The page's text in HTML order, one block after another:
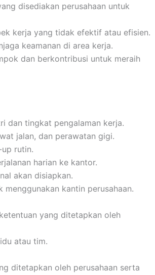
disediakan perusahaan untuk
kerja yang tidak efektif atau efisien.
keamanan di area kerja.
dan berkontribusi untuk meraih
dan tingkat pengalaman kerja.
jalan, dan perawatan gigi.
rutin.
harian ke kantor.
akan disiapkan.
kantin perusahaan.
yang ditetapkan oleh
atau tim.
ditetapkan oleh perusahaan serta